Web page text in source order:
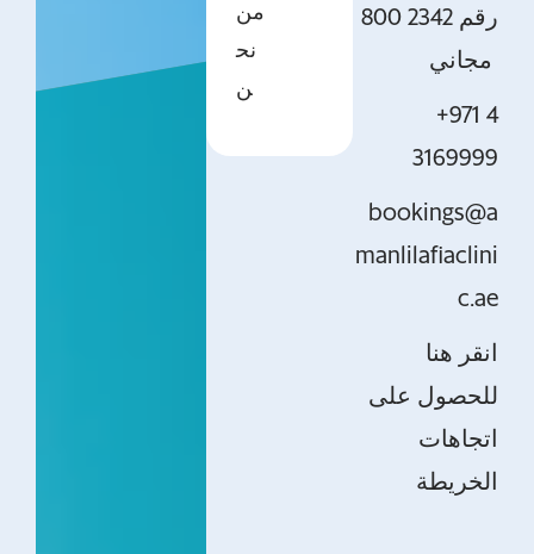
من
نح
ن
800 2342 رقم
+971 4
3169999
bookings@a
manlilafiaclini
c.ae
انقر هنا
للحصول على
اتجاهات
الخريطة